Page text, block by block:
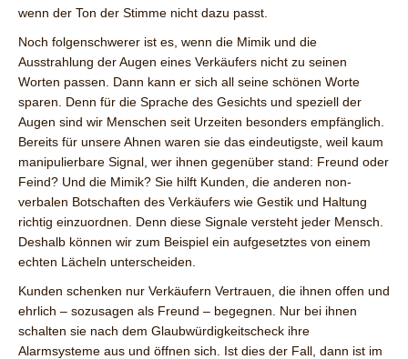
wenn der Ton der Stimme nicht dazu passt.
Noch folgenschwerer ist es, wenn die Mimik und die
Ausstrahlung der Augen eines Verkäufers nicht zu seinen
Worten passen. Dann kann er sich all seine schönen Worte
sparen. Denn für die Sprache des Gesichts und speziell der
Augen sind wir Menschen seit Urzeiten besonders empfänglich.
Bereits für unsere Ahnen waren sie das eindeutigste, weil kaum
manipulierbare Signal, wer ihnen gegenüber stand: Freund oder
Feind? Und die Mimik? Sie hilft Kunden, die anderen non-
verbalen Botschaften des Verkäufers wie Gestik und Haltung
richtig einzuordnen. Denn diese Signale versteht jeder Mensch.
Deshalb können wir zum Beispiel ein aufgesetztes von einem
echten Lächeln unterscheiden.
Kunden schenken nur Verkäufern Vertrauen, die ihnen offen und
ehrlich – sozusagen als Freund – begegnen. Nur bei ihnen
schalten sie nach dem Glaubwürdigkeitscheck ihre
Alarmsysteme aus und öffnen sich. Ist dies der Fall, dann ist im